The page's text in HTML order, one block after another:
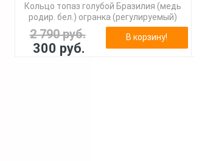
Кольцо топаз голубой Бразилия (медь
родир. бел.) огранка (регулируемый)
2 790 руб.
300 руб.
В корзину!